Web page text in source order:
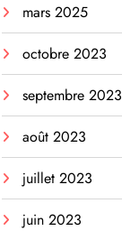
mars 2025
octobre 2023
septembre 2023
août 2023
juillet 2023
juin 2023